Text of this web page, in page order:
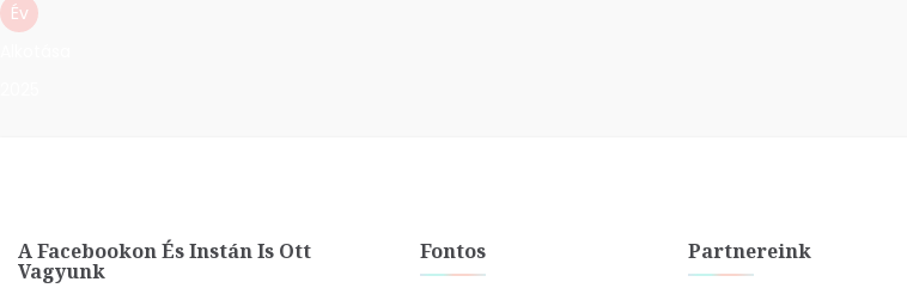
Év
A Facebookon És Instán Is Ott
Vagyunk
Fontos Partnereink